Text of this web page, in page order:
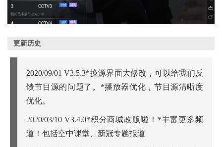
更新历史
2020/09/01 V3.5.3*换源界面大修改，可以给我们反
馈节目源的问题了。*播放器优化，节目源清晰度
优化。
2020/03/10 V3.4.0*积分商城改版啦！*丰富更多频
道！包括空中课堂、新冠专题报道